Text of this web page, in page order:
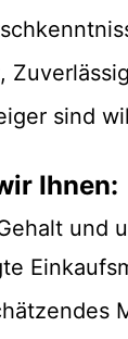
sind
Ihnen:
und